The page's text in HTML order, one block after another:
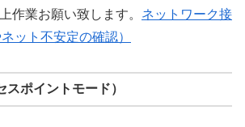
作業お願い致します。 ネットワーク接
ット不安定の確認）
ポイントモード）